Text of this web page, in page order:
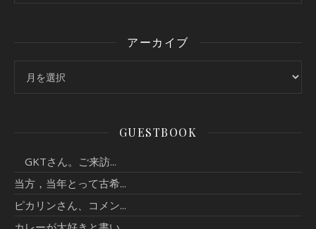
アーカイブ
GUESTBOOK
GKTさん。ご来訪...
当方，当年とって古希...
ピカリンさん、コメン...